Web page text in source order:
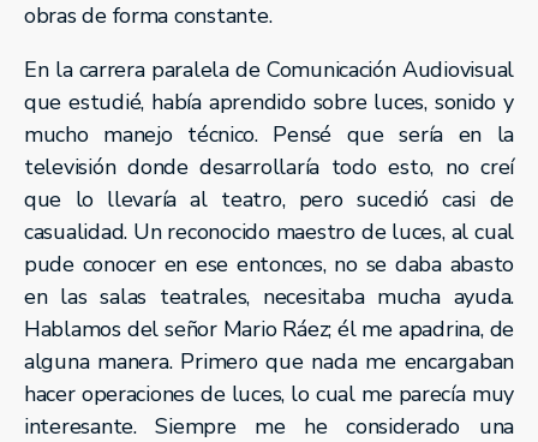
obras de forma constante.
En la carrera paralela de Comunicación Audiovisual
que estudié, había aprendido sobre luces, sonido y
mucho manejo técnico. Pensé que sería en la
televisión donde desarrollaría todo esto, no creí
que lo llevaría al teatro, pero sucedió casi de
casualidad. Un reconocido maestro de luces, al cual
pude conocer en ese entonces, no se daba abasto
en las salas teatrales, necesitaba mucha ayuda.
Hablamos del señor Mario Ráez; él me apadrina, de
alguna manera. Primero que nada me encargaban
hacer operaciones de luces, lo cual me parecía muy
interesante. Siempre me he considerado una